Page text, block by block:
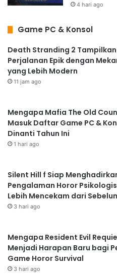
4 hari ago
Game PC & Konsol
Death Stranding 2 Tampilkan
Perjalanan Epik dengan
yang Lebih Modern
11 jam ago
Mengapa Mafia The Old
Masuk Daftar Game PC &
Dinanti Tahun Ini
1 hari ago
Silent Hill f Siap
Pengalaman Horor
Lebih Mencekam dari
3 hari ago
Mengapa Resident Evil
Menjadi Harapan Baru bagi
Game Horor Survival
3 hari ago